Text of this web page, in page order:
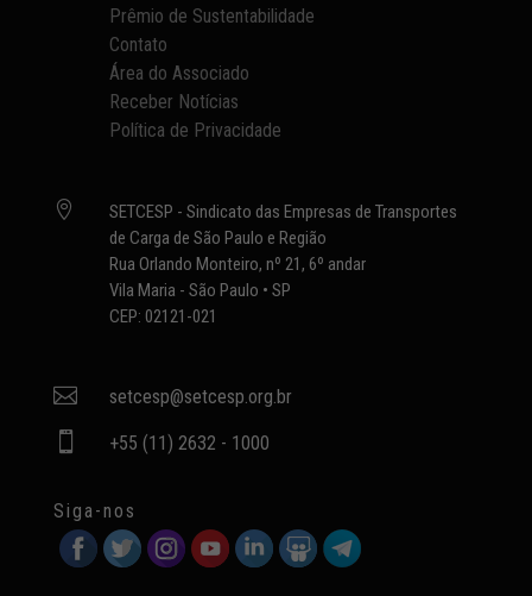
Prêmio de Sustentabilidade
Contato
Área do Associado
Receber Notícias
Política de Privacidade

SETCESP - Sindicato das Empresas de Transportes
de Carga de São Paulo e Região
Rua Orlando Monteiro, nº 21, 6º andar
Vila Maria - São Paulo • SP
CEP: 02121-021
 setcesp@setcesp.org.br
 +55 (11) 2632 - 1000
Siga-nos